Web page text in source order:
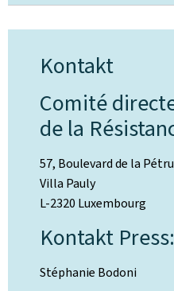
Kontakt
Comité
de la
57, Boulevard de la
Villa Pauly
L-2320 Luxembourg
Kontakt Press:
Stéphanie Bodoni